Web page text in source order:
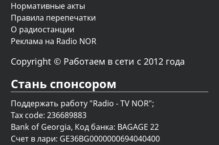
Нормативные акты
Правила перепечатки
О радиостанции
Реклама на Radio NOR
Copyright © Работаем в сети с 2012 года
Стань спонсором
Поддержать работу "Radio - TV NOR";
Tax code: 236689883
Bank of Georgia, Код банка: BAGAGE 22
Счет в лари: GE36BG0000000694040400